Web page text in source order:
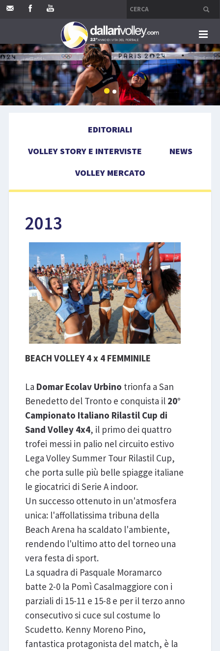
HOME
EDITORIALI
VOLLEY MERCATO
COMPETIZIONI
EDITORIALI
VOLLEY STORY E INTERVISTE
NEWS
VOLLEY MERCATO
2013
BEACH VOLLEY 4 x 4 FEMMINILE
La Domar Ecolav Urbino trionfa a San
Benedetto del Tronto e conquista il20°
Campionato Italiano Rilastil Cup di
Sand Volley 4x4, il primo dei quattro
trofei messi in palio nel circuito estivo
Lega Volley Summer Tour Rilastil Cup,
che porta sulle più belle spiagge italiane
le giocatrici di Serie A indoor.
Un successo ottenuto in un'atmosfera
unica: l'affollatissima tribuna della
Beach Arena ha scaldato l'ambiente,
rendendo l'ultimo atto del torneo una
vera festa di sport.
La squadra di Pasquale Moramarco
batte 2-0 la Pomì Casalmaggiore con i
parziali di 15-11 e 15-8 e per il terzo anno
consecutivo si cuce sul costume lo
Scudetto. Kenny Moreno Pino,
fantastica protagonista del match, è la